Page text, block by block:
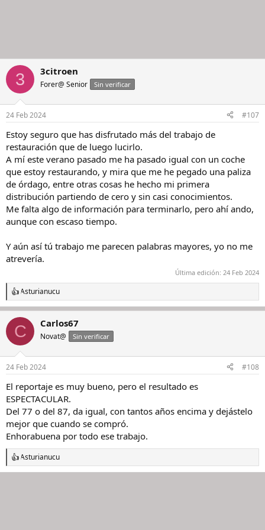
3 3citroen
Forer@ Senior Sin verificar
24 Feb 2024 #107
Estoy seguro que has disfrutado más del trabajo de
restauración que de luego lucirlo.
A mí este verano pasado me ha pasado igual con un coche
que estoy restaurando, y mira que me he pegado una paliza
de órdago, entre otras cosas he hecho mi primera
distribución partiendo de cero y sin casi conocimientos.
Me falta algo de información para terminarlo, pero ahí ando,
aunque con escaso tiempo.
Y aún así tú trabajo me parecen palabras mayores, yo no me
atrevería.
Última edición: 24 Feb 2024
R
e
c
i
e
:
Asturianucu
C Carlos67
Novat@ Sin verificar
24 Feb 2024 #108
El reportaje es muy bueno, pero el resultado es
ESPECTACULAR.
Del 77 o del 87, da igual, con tantos años encima y dejástelo
mejor que cuando se compró.
Enhorabuena por todo ese trabajo.
R
e
Asturianucu